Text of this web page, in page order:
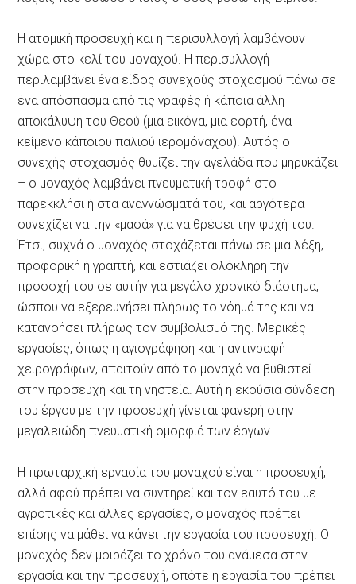
Η ατομική προσευχή και η περισυλλογή λαμβάνουν
χώρα στο κελί του μοναχού. Η περισυλλογή
περιλαμβάνει ένα είδος συνεχούς στοχασμού πάνω σε
ένα απόσπασμα από τις γραφές ή κάποια άλλη
αποκάλυψη του Θεού (μια εικόνα, μια εορτή, ένα
κείμενο κάποιου παλιού ιερομόναχου). Αυτός ο
συνεχής στοχασμός θυμίζει την αγελάδα που μηρυκάζει
– ο μοναχός λαμβάνει πνευματική τροφή στο
παρεκκλήσι ή στα αναγνώσματά του, και αργότερα
συνεχίζει να την «μασά» για να θρέψει την ψυχή του.
Έτσι, συχνά ο μοναχός στοχάζεται πάνω σε μια λέξη,
προφορική ή γραπτή, και εστιάζει ολόκληρη την
προσοχή του σε αυτήν για μεγάλο χρονικό διάστημα,
ώσπου να εξερευνήσει πλήρως το νόημά της και να
κατανοήσει πλήρως τον συμβολισμό της. Μερικές
εργασίες, όπως η αγιογράφηση και η αντιγραφή
χειρογράφων, απαιτούν από το μοναχό να βυθιστεί
στην προσευχή και τη νηστεία. Αυτή η εκούσια σύνδεση
του έργου με την προσευχή γίνεται φανερή στην
μεγαλειώδη πνευματική ομορφιά των έργων.
Η πρωταρχική εργασία του μοναχού είναι η προσευχή,
αλλά αφού πρέπει να συντηρεί και τον εαυτό του με
αγροτικές και άλλες εργασίες, ο μοναχός πρέπει
επίσης να μάθει να κάνει την εργασία του προσευχή. Ο
μοναχός δεν μοιράζει το χρόνο του ανάμεσα στην
εργασία και την προσευχή, οπότε η εργασία του πρέπει